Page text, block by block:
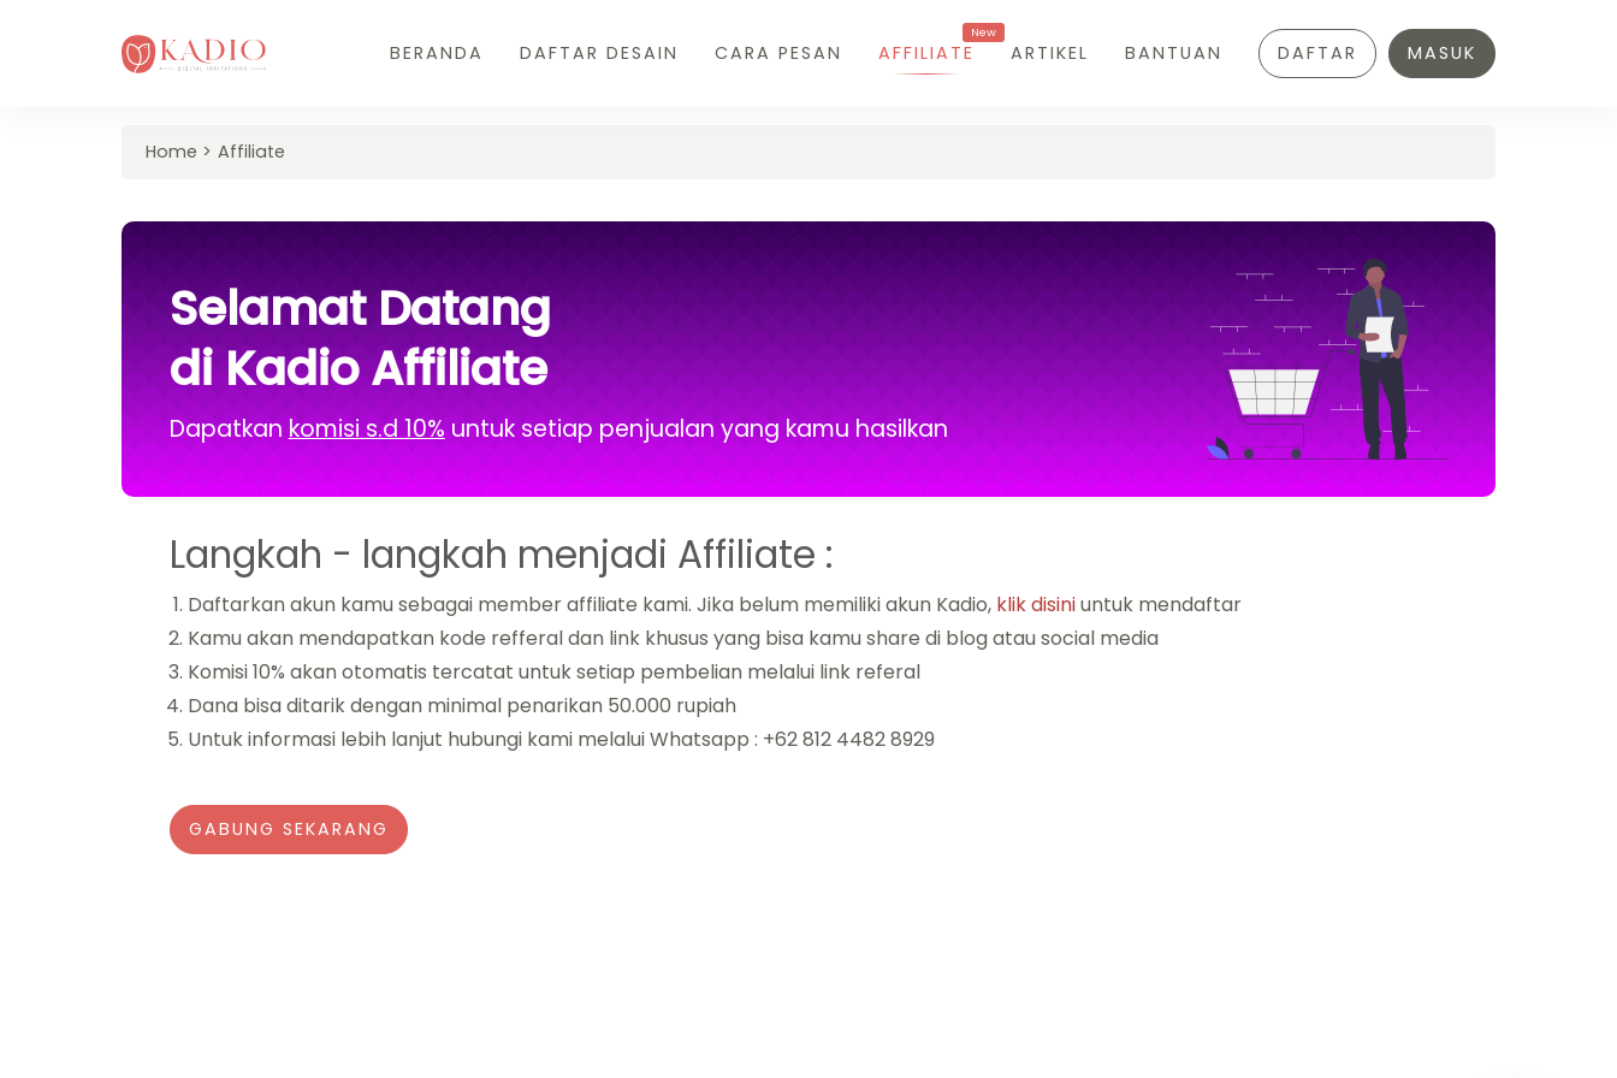
BERANDA DAFTAR DESAIN CARA PESAN AFFILIATE
New
ARTIKEL BANTUAN DAFTAR MASUK
Home Affiliate
Selamat Datang
di Kadio Affiliate
Dapatkan komisi s.d 10% untuk setiap penjualan yang kamu hasilkan
Langkah - langkah menjadi Affiliate :
Daftarkan akun kamu sebagai member affiliate kami. Jika belum memiliki akun Kadio, klik disiniuntuk mendaftar
Kamu akan mendapatkan kode refferal dan link khusus yang bisa kamu share di blog atau social media
Komisi 10% akan otomatis tercatat untuk setiap pembelian melalui link referal
Dana bisa ditarik dengan minimal penarikan 50.000 rupiah
Untuk informasi lebih lanjut hubungi kami melalui Whatsapp : +62 812 4482 8929
GABUNG SEKARANG